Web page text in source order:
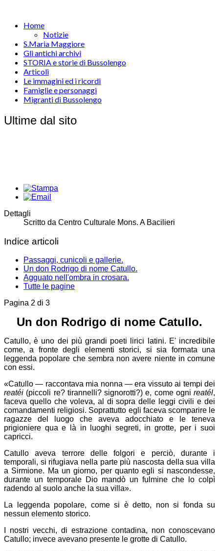
Home
Notizie
S.Maria Maggiore
Gli antichi archivi
STORIA e storie di Bussolengo
Articoli
Le immagini ed i ricordi
Famiglie e personaggi
Migranti di Bussolengo
Ultime dal sito
Dettagli
Scritto da Centro Culturale Mons. A Bacilieri
Indice articoli
Passaggi, cunicoli e gallerie.
Un don Rodrigo di nome Catullo.
Agguato nell'ombra in crosara.
Tutte le pagine
Pagina 2 di 3
Un don Rodrigo di nome Catullo.
Catullo, è uno dei più grandi poeti lirici latini. E' incredibile
come, a fronte degli elementi storici, si sia formata una
leggenda popolare che sembra non avere niente in comune
con essi.
«Catullo — raccontava mia nonna — era vissuto ai tempi dei
reatéi (piccoli re? tirannelli? signorotti?) e, come ogni reatél,
faceva quello che voleva, al di sopra delle leggi civili e dei
comandamenti religiosi. Soprattutto egli faceva scomparire le
ragazze del luogo che aveva adocchiato e le teneva
prigioniere qua e là in luoghi segreti, in grotte, per i suoi
capricci.
Catullo aveva terrore delle folgori e perciò, durante i
temporali, si rifugiava nella parte più nascosta della sua villa
a Sirmione. Ma un giorno, per quanto egli si nascondesse,
durante un temporale Dio mandò un fulmine che lo colpì
radendo al suolo anche la sua villa».
La leggenda popolare, come si è detto, non si fonda su
nessun elemento storico.
I nostri vecchi, di estrazione contadina, non conoscevano
Catullo; invece avevano presente le grotte di Catullo.